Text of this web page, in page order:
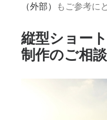
（外部）
もご参考に
縦型ショー
制作のご相談